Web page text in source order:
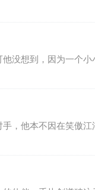
没想到，因为一个小
，他本不因在笑傲江